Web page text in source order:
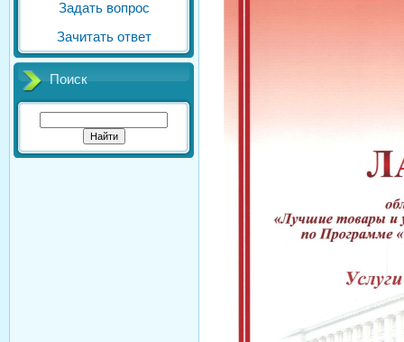
Задать вопрос
Зачитать ответ
Поиск